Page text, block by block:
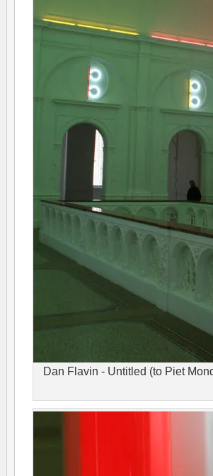
Dan Flavin - Untitled (to Piet